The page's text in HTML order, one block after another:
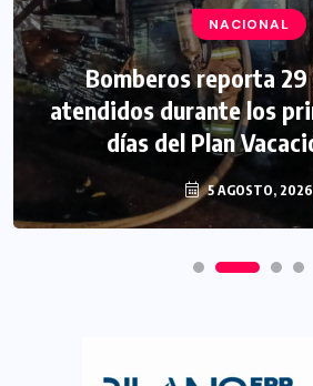
NACIONAL
Bomberos reporta
atendidos durante los
días del Plan
5 AGOSTO, 2026